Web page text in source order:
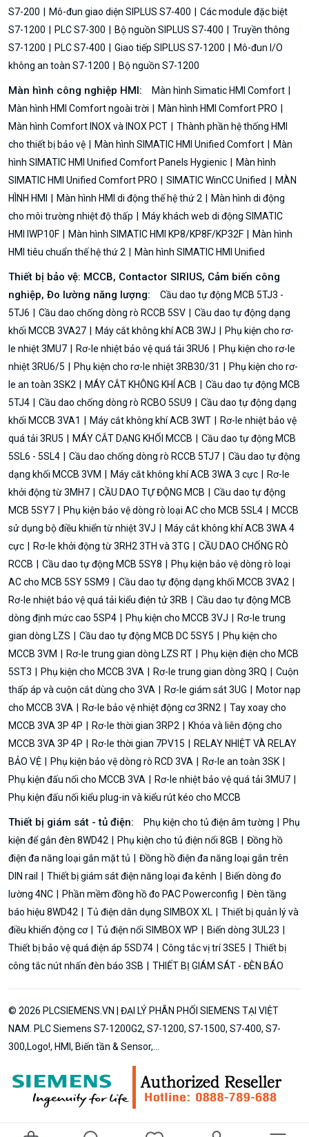
S7-200
Mô-đun giao diện SIPLUS S7-400
Các module đặc biệt
S7-1200
PLC S7-300 Bộ nguồn SIPLUS S7-400
Truyền thông
S7-1200
PLC S7-400 Giao tiếp SIPLUS S7-1200
Mô-đun I/O
không an toàn S7-1200
Bộ nguồn S7-1200
Màn hình công nghiệp HMI:
Màn hình Simatic HMI Comfort
Màn hình HMI Comfort ngoài trời
Màn hình HMI Comfort PRO
Màn hình Comfort INOX và INOX PCT
Thành phần hệ thống HMI
cho thiết bị bảo vệ
Màn hình SIMATIC HMI Unified Comfort
Màn
hình SIMATIC HMI Unified Comfort Panels Hygienic
Màn hình
SIMATIC HMI Unified Comfort PRO
SIMATIC WinCC Unified
MÀN
HÌNH HMI
Màn hình HMI di động thế hệ thứ 2
Màn hình di động
cho môi trường nhiệt độ thấp
Máy khách web di động SIMATIC
HMI IWP10F
Màn hình SIMATIC HMI KP8/KP8F/KP32F
Màn hình
HMI tiêu chuẩn thế hệ thứ 2
Màn hình SIMATIC HMI Unified
Thiết bị bảo vệ: MCCB, Contactor SIRIUS, Cảm biến công
nghiệp, Đo lường năng lượng:
Cầu dao tự động MCB 5TJ3 -
5TJ6
Cầu dao chống dòng rò RCCB 5SV
Cầu dao tự động dạng
khối MCCB 3VA27
Máy cắt không khí ACB 3WJ
Phụ kiện cho rơ-
le nhiệt 3MU7
Rơ-le nhiệt bảo vệ quá tải 3RU6
Phụ kiện cho rơ-le
nhiệt 3RU6/5
Phụ kiện cho rơ-le nhiệt 3RB30/31
Phụ kiện cho rơ-
le an toàn 3SK2
MÁY CẮT KHÔNG KHÍ ACB
Cầu dao tự động MCB
5TJ4
Cầu dao chống dòng rò RCBO 5SU9
Cầu dao tự động dạng
khối MCCB 3VA1
Máy cắt không khí ACB 3WT
Rơ-le nhiệt bảo vệ
quá tải 3RU5
MÁY CẮT DẠNG KHỐI MCCB
Cầu dao tự động MCB
5SL6 - 5SL4
Cầu dao chống dòng rò RCCB 5TJ7
Cầu dao tự động
dạng khối MCCB 3VM
Máy cắt không khí ACB 3WA 3 cực
Rơ-le
khởi động từ 3MH7
CẦU DAO TỰ ĐỘNG MCB
Cầu dao tự động
MCB 5SY7
Phụ kiện bảo vệ dòng rò loại AC cho MCB 5SL4
MCCB
sử dụng bộ điều khiển từ nhiệt 3VJ
Máy cắt không khí ACB 3WA 4
cực
Rơ-le khởi động từ 3RH2 3TH và 3TG
CẦU DAO CHỐNG RÒ
RCCB
Cầu dao tự động MCB 5SY8
Phụ kiện bảo vệ dòng rò loại
AC cho MCB 5SY 5SM9
Cầu dao tự động dạng khối MCCB 3VA2
Rơ-le nhiệt bảo vệ quá tải kiểu điện tử 3RB
Cầu dao tự động MCB
dòng định mức cao 5SP4
Phụ kiện cho MCCB 3VJ
Rơ-le trung
gian dòng LZS
Cầu dao tự động MCB DC 5SY5
Phụ kiện cho
MCCB 3VM
Rơ-le trung gian dòng LZS RT
Phụ kiện điện cho MCB
5ST3
Phụ kiện cho MCCB 3VA Rơ-le trung gian dòng 3RQ
Cuộn
thấp áp và cuộn cắt dùng cho 3VA
Rơ-le giám sát 3UG
Motor nạp
cho MCCB 3VA
Rơ-le bảo vệ nhiệt động cơ 3RN2
Tay xoay cho
MCCB 3VA 3P 4P
Rơ-le thời gian 3RP2
Khóa và liên động cho
MCCB 3VA 3P 4P
Rơ-le thời gian 7PV15
RELAY NHIỆT VÀ RELAY
BẢO VỆ
Phụ kiện bảo vệ dòng rò RCD 3VA
Rơ-le an toàn 3SK
Phụ kiện đấu nối cho MCCB 3VA
Rơ-le nhiệt bảo vệ quá tải 3MU7
Phụ kiện đấu nối kiểu plug-in và kiểu rút kéo cho MCCB
Thiết bị giám sát - tủ điện: Phụ kiện cho tủ điện âm tường
Phụ
kiện để gắn đèn 8WD42
Phụ kiện cho tủ điện nổi 8GB
Đồng hồ
điện đa năng loại gắn mặt tủ
Đồng hồ điện đa năng loại gắn trên
DIN rail
Thiết bị giám sát điện năng loại đa kênh
Biến dòng đo
lường 4NC
Phần mềm đồng hồ đo PAC Powerconfig
Đèn tầng
báo hiệu 8WD42
Tủ điện dân dụng SIMBOX XL
Thiết bị quản lý và
điều khiển động cơ
Tủ điện nổi SIMBOX WP
Biến dòng 3UL23
Thiết bị bảo vệ quá điện áp 5SD74
Công tắc vị trí 3SE5
Thiết bị
công tắc nút nhấn đèn báo 3SB
THIẾT BỊ GIÁM SÁT - ĐÈN BÁO
© 2026 PLCSIEMENS.VN | ĐẠI LÝ PHÂN PHỐI SIEMENS TẠI VIỆT
NAM. PLC Siemens S7-1200G2, S7-1200, S7-1500, S7-400, S7-
300,Logo!, HMI, Biến tần & Sensor,...